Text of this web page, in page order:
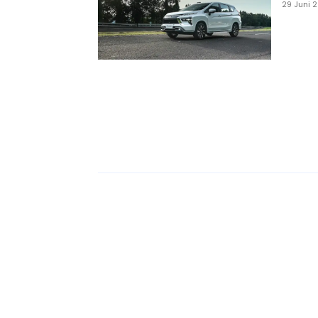
29 Juni